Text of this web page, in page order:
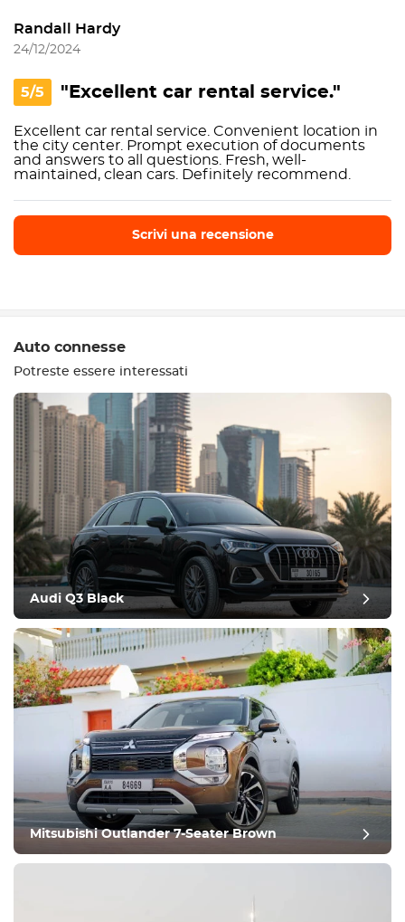
Randall Hardy
24/12/2024
5/5 "Excellent car rental service."
Excellent car rental service. Convenient location in
the city center. Prompt execution of documents
and answers to all questions. Fresh, well-
maintained, clean cars. Definitely recommend.
Scrivi una recensione
Attrezzatura
Confortevole
Controllo del clima
Guida
Condizione
recensione del post
Auto connesse
Potreste essere interessati
Audi Q3 Black
Mitsubishi Outlander 7-Seater Brown